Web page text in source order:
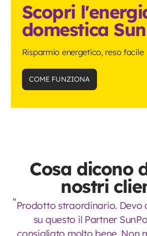
Scopri
domestica
Risparmio energetico, reso facile
COME FUNZIONA
Cosa dicono
nostri
Prodotto straordinario. Devo
su questo il Partner
consigliato molto bene. Non